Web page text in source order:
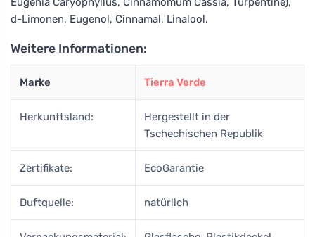
d-Limonen, Eugenol, Cinnamal, Linalool.
Weitere Informationen:
Marke Tierra Verde
Herkunftsland:
Hergestellt in der
Tschechischen Republik
Zertifikate: EcoGarantie
Duftquelle: natürlich